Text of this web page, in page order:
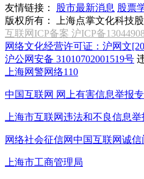
友情链接： 股市最新消息 股票
版权所有：
上海点掌文化科技
互联网ICP备案 沪ICP备
网络文化经营许可证：沪网文
沪公网安备 31010702001519号
上海网警网络110
中国互联网 网上有害信息举报
上海市互联网违法和不良信息举
网络社会征信网中国互联网诚信
上海市工商管理局